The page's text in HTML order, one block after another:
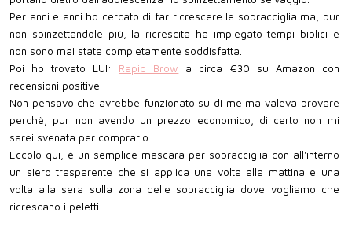
Per anni e anni ho cercato di far ricrescere le sopracciglia ma, pur
non spinzettandole più, la ricrescita ha impiegato tempi biblici e
non sono mai stata completamente soddisfatta.
Poi ho trovato LUI: Rapid Brow a circa €30 su Amazon con
recensioni positive.
Non pensavo che avrebbe funzionato su di me ma valeva provare
perchè, pur non avendo un prezzo economico, di certo non mi
sarei svenata per comprarlo.
Eccolo qui, è un semplice mascara per sopracciglia con all'interno
un siero trasparente che si applica una volta alla mattina e una
volta alla sera sulla zona delle sopracciglia dove vogliamo che
ricrescano i peletti.